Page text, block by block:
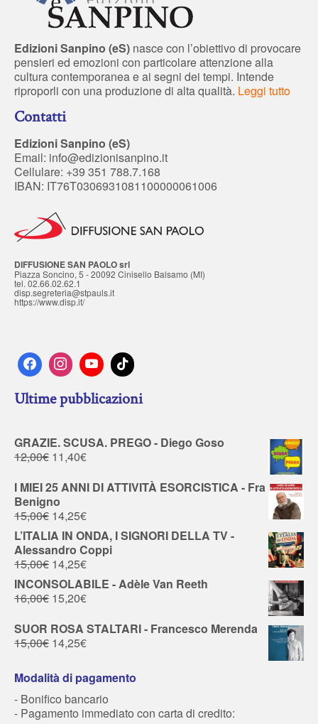
Edizioni Sanpino (eS) nasce con l’obiettivo di provocare
pensieri ed emozioni con particolare attenzione alla
cultura contemporanea e ai segni dei tempi. Intende
riproporli con una produzione di alta qualità. Leggi tutto
Contatti
Edizioni Sanpino (eS)
Email: info@edizionisanpino.it
Cellulare: +39 351 788.7.168
IBAN: IT76T0306931081100000061006
DIFFUSIONE SAN PAOLO srl
Piazza Soncino, 5 - 20092 Cinisello Balsamo (MI)
tel. 02.66.02.62.1
disp.segreteria@stpauls.it
https://www.disp.it/
Ultime pubblicazioni
GRAZIE. SCUSA. PREGO - Diego Goso
12,00€ 11,40€
I MIEI 25 ANNI DI ATTIVITÀ ESORCISTICA - Fra
Benigno
15,00€ 14,25€
L’ITALIA IN ONDA, I SIGNORI DELLA TV -
Alessandro Coppi
15,00€ 14,25€
INCONSOLABILE - Adèle Van Reeth
16,00€ 15,20€
SUOR ROSA STALTARI - Francesco Merenda
15,00€ 14,25€
Modalità di pagamento
- Bonifico bancario
- Pagamento immediato con carta di credito: